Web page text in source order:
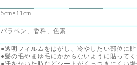
5cm×11cm
パラベン、香料、色素
●透明フィルムをはがし、冷やしたい部位に
●髪の毛やまゆ毛にかからないように貼って